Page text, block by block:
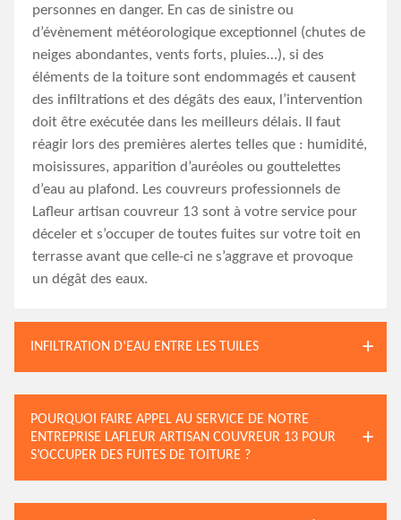
personnes en danger. En cas de sinistre ou
d’évènement météorologique exceptionnel (chutes de
neiges abondantes, vents forts, pluies…), si des
éléments de la toiture sont endommagés et causent
des infiltrations et des dégâts des eaux, l’intervention
doit être exécutée dans les meilleurs délais. Il faut
réagir lors des premières alertes telles que : humidité,
moisissures, apparition d’auréoles ou gouttelettes
d’eau au plafond. Les couvreurs professionnels de
Lafleur artisan couvreur 13 sont à votre service pour
déceler et s’occuper de toutes fuites sur votre toit en
terrasse avant que celle-ci ne s’aggrave et provoque
un dégât des eaux.
INFILTRATION D’EAU ENTRE LES TUILES
POURQUOI FAIRE APPEL AU SERVICE DE NOTRE
ENTREPRISE LAFLEUR ARTISAN COUVREUR 13 POUR
S’OCCUPER DES FUITES DE TOITURE ?